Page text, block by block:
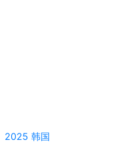
2025 韩国